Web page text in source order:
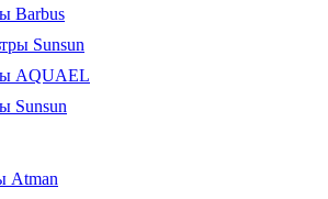
Barbus
Sunsun
AQUAEL
Sunsun
Atman